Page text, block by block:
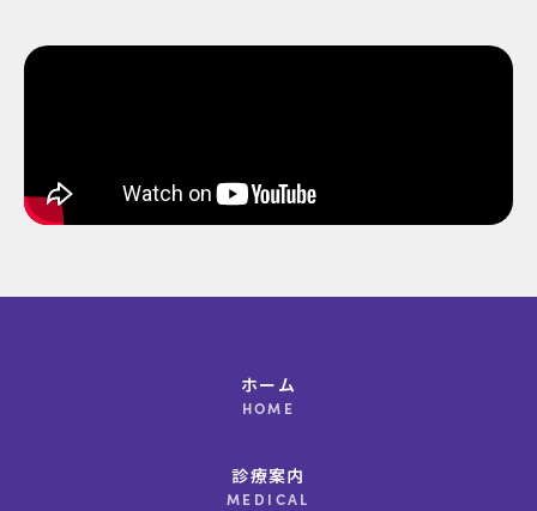
ホーム
HOME
診療案内
MEDICAL